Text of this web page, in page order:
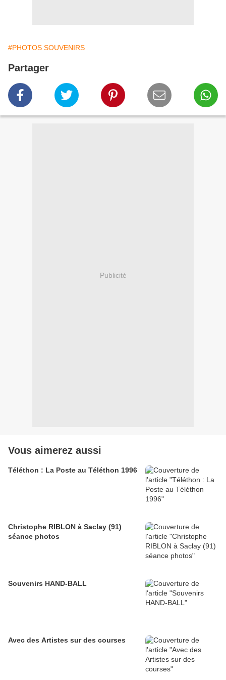
#PHOTOS SOUVENIRS
Partager
Publicité
Vous aimerez aussi
Téléthon : La Poste au Téléthon 1996
Christophe RIBLON à Saclay (91)
séance photos
Souvenirs HAND-BALL
Avec des Artistes sur des courses